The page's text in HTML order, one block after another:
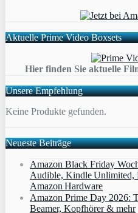
Aktuelle Prime Video Boxsets
Hier finden Sie aktuelle
Unsere Empfehlung
Keine Produkte gefunden.
Neueste Beiträge
Amazon Black Friday
Audible, Kindle Unlimited,
Amazon Hardware
Amazon Prime Day 2026:
Beamer, Kopfhörer & mehr